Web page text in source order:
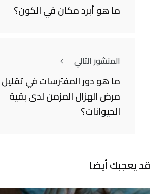
ما هو أبرد مكان في الكون؟
المنشور التالي
ما هو دور المفترسات في تقليل
مرض الهزال المزمن لدى بقية
الحيوانات؟
قد يعجبك أيضا